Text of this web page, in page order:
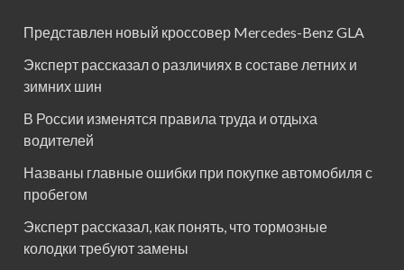
Представлен новый кроссовер Mercedes-Benz GLA
Эксперт рассказал о различиях в составе летних и
зимних шин
В России изменятся правила труда и отдыха
водителей
Названы главные ошибки при покупке автомобиля с
пробегом
Эксперт рассказал, как понять, что тормозные
колодки требуют замены